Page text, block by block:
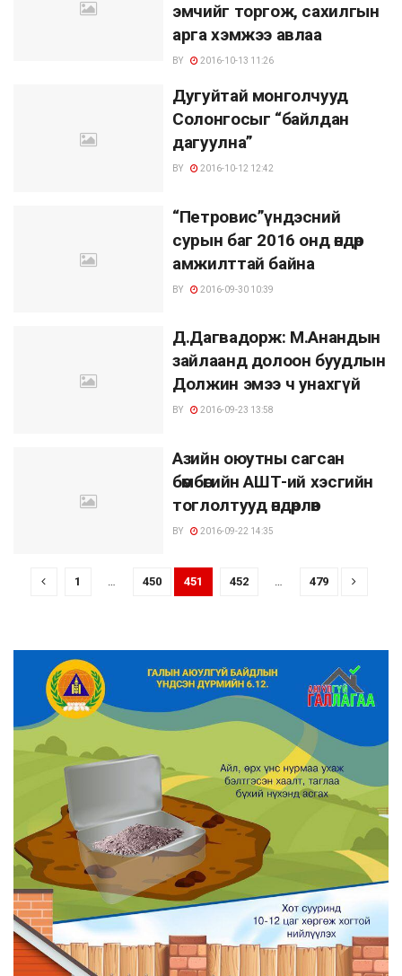
эмчийг торгож, сахилгын
арга хэмжээ авлаа
BY 2016-10-13 11:26
Дугуйтай монголчууд
Солонгосыг “байлдан
дагуулна”
BY 2016-10-12 12:42
“Петровис”үндэсний
сурын баг 2016 онд өндөр
амжилттай байна
BY 2016-09-30 10:39
Д.Дагвадорж: М.Анандын
зайлаанд долоон буудлын
Должин эмээ ч унахгүй
BY 2016-09-23 13:58
Азийн оюутны сагсан
бөмбөгийн АШТ-ий хэсгийн
тоглолтууд өндөрлөв
BY 2016-09-22 14:35
1 … 450 451 452 … 479